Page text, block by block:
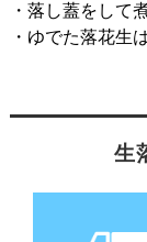
・落し蓋をして
・ゆでた落花生
生